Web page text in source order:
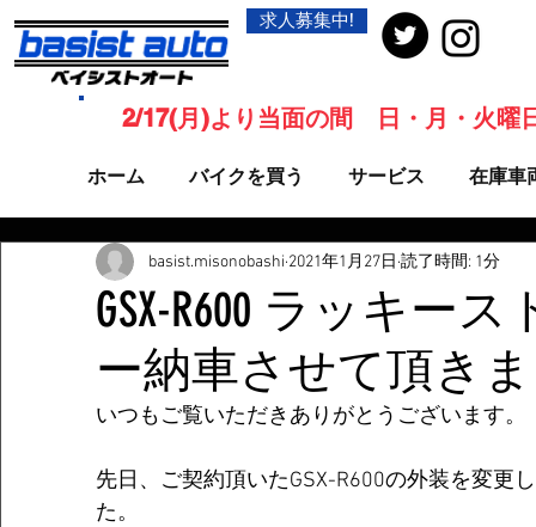
求人募集中!
ホーム バイクを買う サービス 在庫車
2/17(月)より当面の間 日・月・火曜
GSX-R600 ラッキー
ー納車させて頂き
basist.misonobashi 2021年1月27日 読了時間: 1分
いつもご覧いただきありがとうございます。
先日、ご契約頂いたGSX-R600の外装を変更
た。